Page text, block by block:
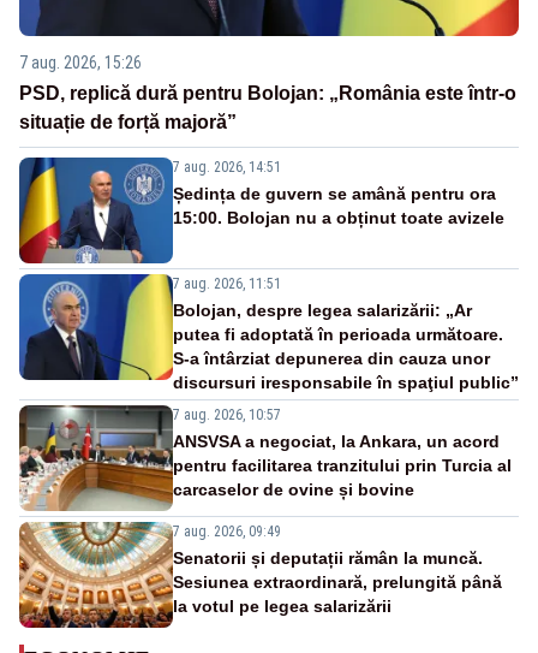
7 aug. 2026, 15:26
PSD, replică dură pentru Bolojan: „România este într-o
situație de forță majoră”
7 aug. 2026, 14:51
Ședința de guvern se amână pentru ora
15:00. Bolojan nu a obținut toate avizele
7 aug. 2026, 11:51
Bolojan, despre legea salarizării: „Ar
putea fi adoptată în perioada următoare.
S-a întârziat depunerea din cauza unor
discursuri iresponsabile în spaţiul public”
7 aug. 2026, 10:57
ANSVSA a negociat, la Ankara, un acord
pentru facilitarea tranzitului prin Turcia al
carcaselor de ovine și bovine
7 aug. 2026, 09:49
Senatorii și deputații rămân la muncă.
Sesiunea extraordinară, prelungită până
la votul pe legea salarizării